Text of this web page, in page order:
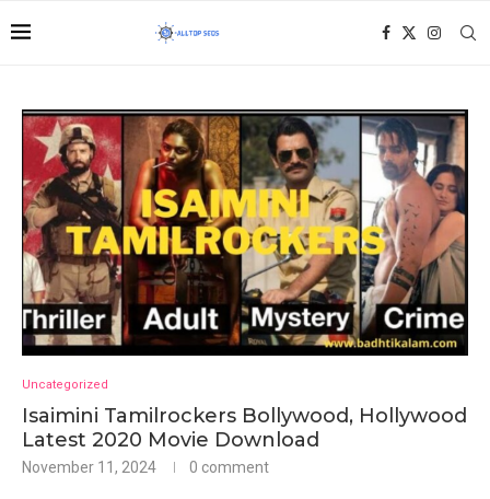
Uncategorized
Isaimini Tamilrockers Bollywood, Hollywood
Latest 2020 Movie Download
November 11, 2024 0 comment